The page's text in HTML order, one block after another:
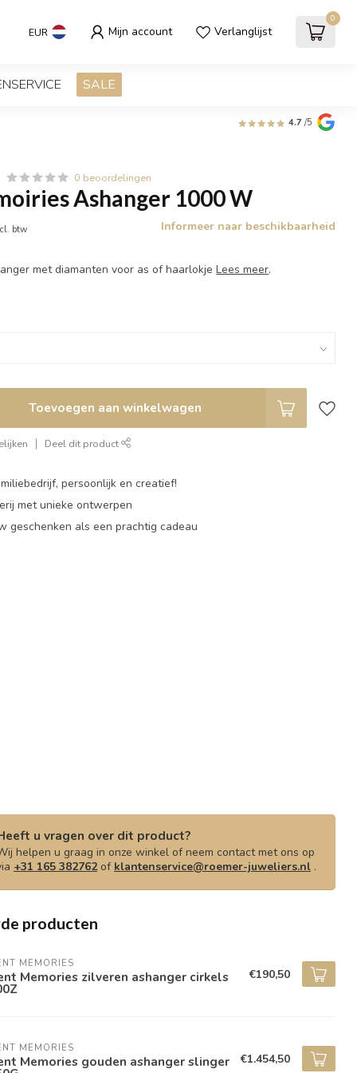
EUR Mijn account Verlanglijst
0
SALE
4.7 /5
0 beoordelingen
Ashanger 1000 W
btw Informeer naar beschikbaarheid
met diamanten voor as of haarlokjeLees meer.
Toevoegen aan winkelwagen
Deel dit product
persoonlijk en creatief!
met unieke ontwerpen
geschenken als een prachtig cadeau
u vragen over dit product?
helpen u graag in onze winkel of neem contact met ons op
+31 165 382762of klantenservice@roemer-juweliers.nl .
producten
MEMORIES
Memories zilveren ashanger cirkels €190,50
MEMORIES
Memories gouden ashanger slinger €1.454,50